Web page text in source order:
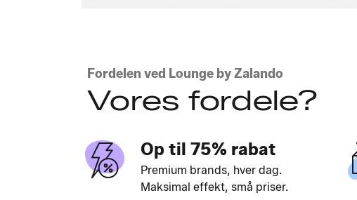
Fordelen ved Lounge by Zalando
Vores fordele?
Op til 75% rabat
Premium brands, hver dag.
Maksimal effekt, små priser.